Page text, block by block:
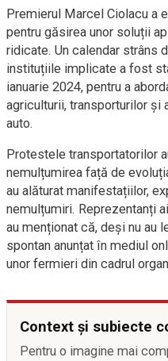
Premierul Marcel Ciolacu a
pentru găsirea unor soluții
ridicate. Un calendar strâns
instituțiile implicate a fost
ianuarie 2024, pentru a
agriculturii, transporturilor și
auto.
Protestele transportatorilor
nemulțumirea față de
au alăturat manifestațiilor,
nemulțumiri. Reprezentanți
au menționat că, deși nu au
spontan anunțat în mediul
unor fermieri din cadrul
Context și subiecte
Pentru o imagine mai